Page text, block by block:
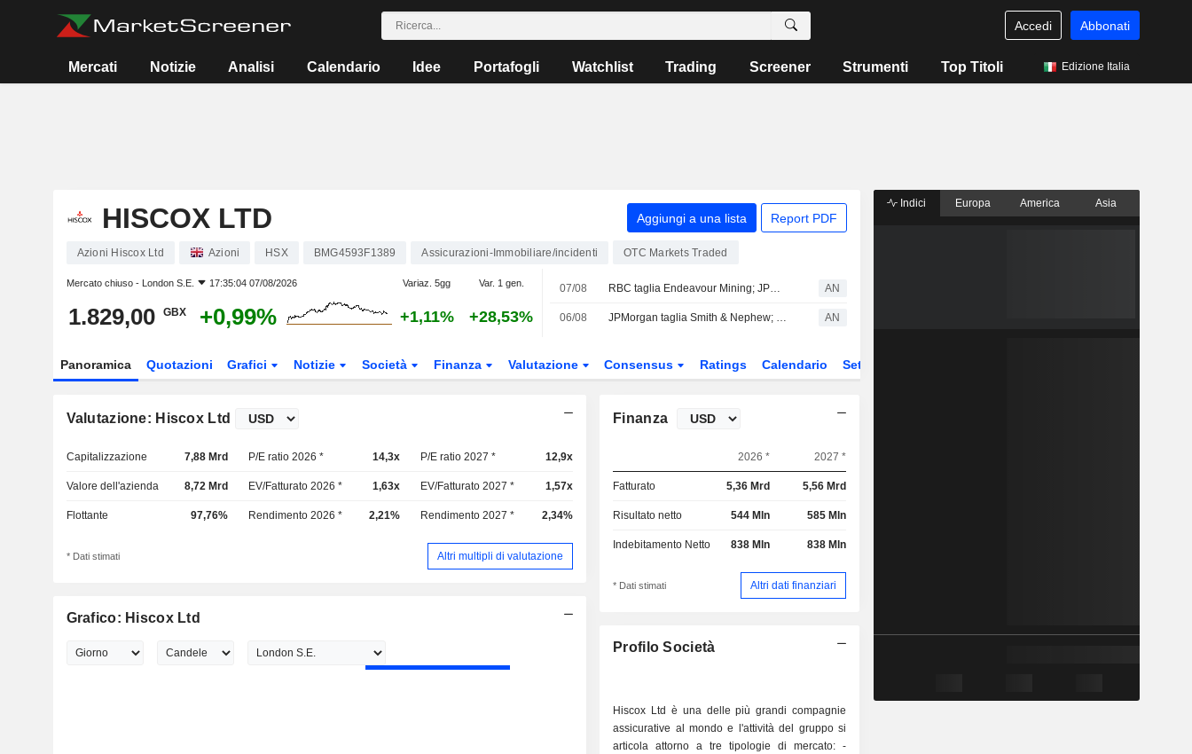
Accedi Abbonati
Mercati Notizie Analisi Calendario Idee Portafogli Watchlist Trading Screener Strumenti Top Titoli Edizione Italia
HISCOX LTD Aggiungi a una lista Report PDF
Azioni Hiscox Ltd Azioni HSX BMG4593F1389 Assicurazioni-Immobiliare/incidenti OTC Markets Traded
Mercato chiuso - London S.E. 17:35:04 07/08/2026 Variaz. 5gg Var. 1 gen.
1.829,00 GBX +0,99% +1,11% +28,53%
07/08 RBC taglia Endeavour Mining; JPM alza easyJet AN
06/08 JPMorgan taglia Smith & Nephew; i broker puntano su Next AN
Panoramica Quotazioni Grafici Notizie Società Finanza Valutazione Consensus Ratings Calendario Settore
Valutazione: Hiscox Ltd
Capitalizzazione 7,88 Mrd P/E ratio 2026 * 14,3x P/E ratio 2027 * 12,9x
Valore dell'azienda 8,72 Mrd EV/Fatturato 2026 * 1,63x EV/Fatturato 2027 * 1,57x
Flottante 97,76% Rendimento 2026 * 2,21% Rendimento 2027 * 2,34%
* Dati stimati Altri multipli di valutazione
Grafico: Hiscox Ltd
Finanza
2026 * 2027 *
Fatturato 5,36 Mrd 5,56 Mrd
Risultato netto 544 Mln 585 Mln
Indebitamento Netto 838 Mln 838 Mln
* Dati stimati Altri dati finanziari
Profilo Società
Hiscox Ltd è una delle più grandi compagnie
assicurative al mondo e l'attività del gruppo si
articola attorno a tre tipologie di mercato: -
Indici Europa America Asia